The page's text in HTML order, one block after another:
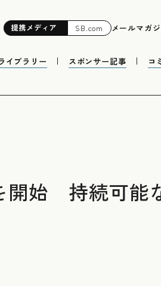
提携メディア SB.com メールマガ
イブラリー スポンサー記事 コ
開始 持続可能